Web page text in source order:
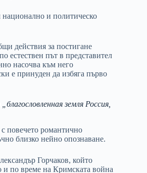
национално и политическо
действия за постигане
естествен път в представител
насочва към него
е принуден да избяга първо
„благословленная земля Россия,
повечето романтично
близко нейно опознаване.
Горчаков, който
и по време на Кримската война